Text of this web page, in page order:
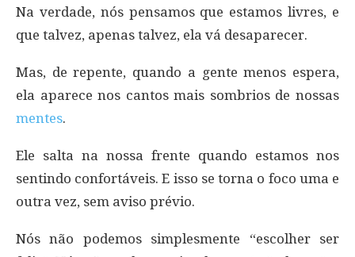
Na verdade, nós pensamos que estamos livres, e
que talvez, apenas talvez, ela vá desaparecer.
Mas, de repente, quando a gente menos espera,
ela aparece nos cantos mais sombrios de nossas
mentes.
Ele salta na nossa frente quando estamos nos
sentindo confortáveis. E isso se torna o foco uma e
outra vez, sem aviso prévio.
Nós não podemos simplesmente “escolher ser